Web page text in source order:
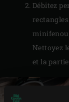
Débitez
Nettoyez
et la